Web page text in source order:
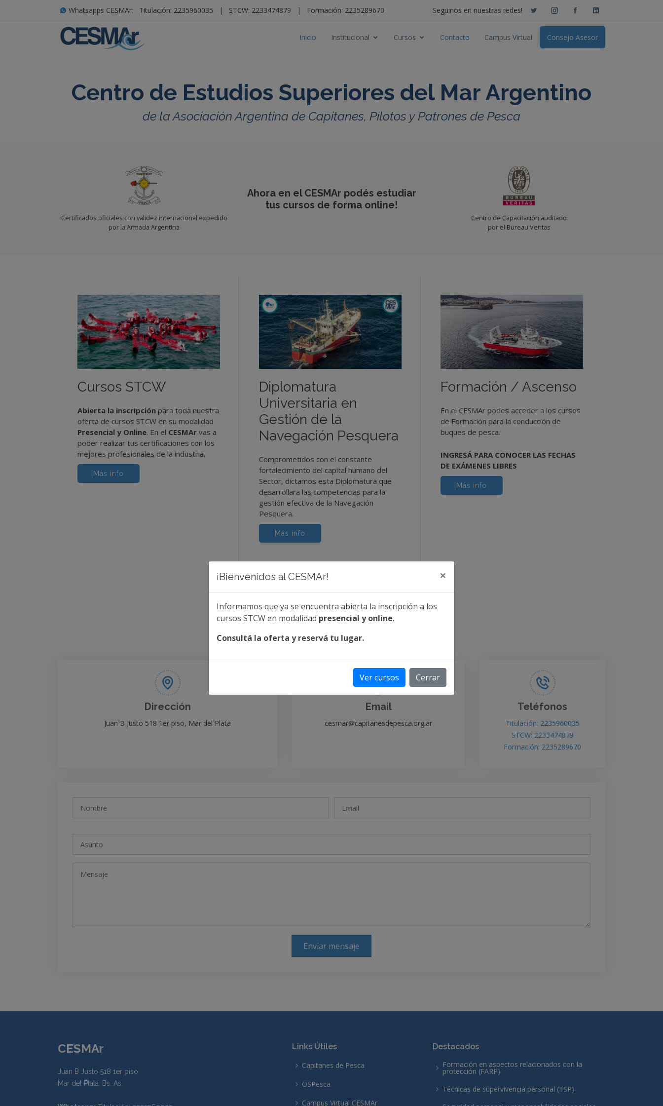
Whatsapps CESMAr: Titulación: 2235960035 | STCW: 2233474879 | Formación: 2235289670 Seguinos en nuestras redes!
Inicio Institucional Cursos Contacto Campus Virtual Consejo Asesor
Centro de Estudios Superiores del Mar Argentino
de la Asociación Argentina de Capitanes, Pilotos y Patrones de Pesca
Certificados oficiales con validez internacional expedido
por la Armada Argentina
Ahora en el CESMAr podés estudiar
tus cursos de forma online!
Centro de Capacitación auditado
por el Bureau Veritas
Cursos STCW
Abierta la inscripción para toda nuestra
oferta de cursos STCW en su modalidad
Presencial y Online. En el CESMAr vas a
poder realizar tus certificaciones con los
mejores profesionales de la industria.
Más info
Diplomatura
Universitaria en
Gestión de la
Navegación Pesquera
Comprometidos con el constante
fortalecimiento del capital humano del
Sector, dictamos esta Diplomatura que
desarrollara las competencias para la
gestión efectiva de la Navegación
Pesquera.
Más info
Formación / Ascenso
En el CESMAr podes acceder a los cursos
de Formación para la conducción de
buques de pesca.
INGRESÁ PARA CONOCER LAS FECHAS
DE EXÁMENES LIBRES
Más info
Contacto
Dirección
Juan B Justo 518 1er piso, Mar del Plata
Email
cesmar@capitanesdepesca.org.ar
Teléfonos
Titulación: 2235960035
STCW: 2233474879
Formación: 2235289670
Enviar mensaje
CESMAr
Juan B Justo 518 1er piso
Mar del Plata, Bs. As.
Links Útiles
Capitanes de Pesca
OSPesca
Campus Virtual CESMAr
Destacados
Formación en aspectos relacionados con la
protección (FARP)
Técnicas de supervivencia personal (TSP)
¡Bienvenidos al CESMAr! ×
Informamos que ya se encuentra abierta la inscripción a los
cursos STCW en modalidad presencial y online.
Consultá la oferta y reservá tu lugar.
Ver cursos Cerrar